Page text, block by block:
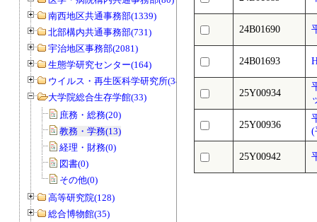
南西地区共通事務部(1339)
北部構内共通事務部(731)
宇治地区事務部(2081)
生態学研究センター(164)
ウイルス・再生医科学研究所(34)
大学院総合生存学館(33)
庶務・総務(20)
教務・学務(13)
経理・財務(0)
図書(0)
その他(0)
高等研究院(128)
総合博物館(35)
24B01690
24B01693
25Y00934
25Y00936
(
25Y00942